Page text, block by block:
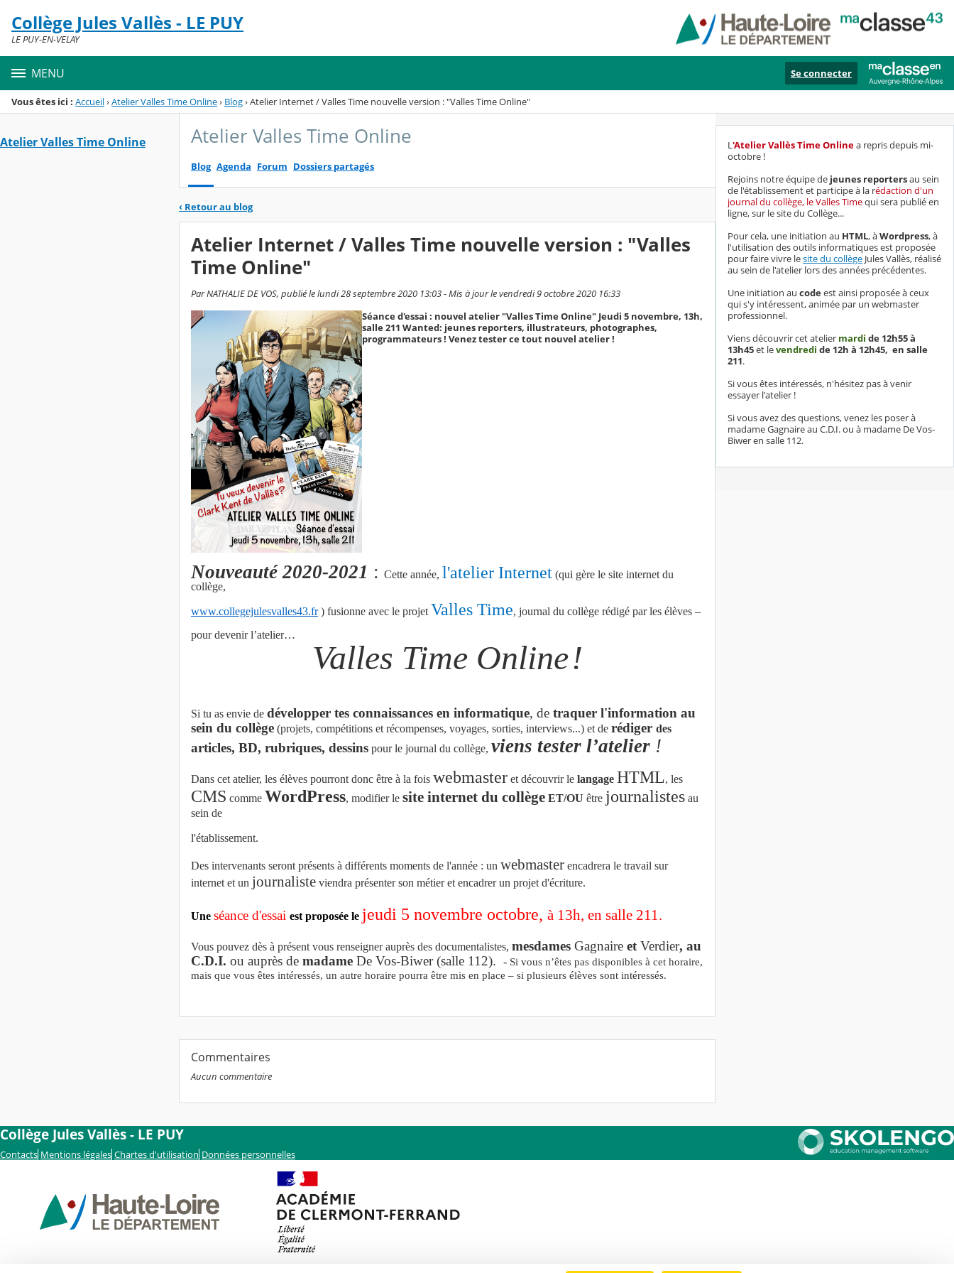
Menu de la rubrique
Contenu
Collège Jules Vallès - LE PUY
LE PUY-EN-VELAY
MENU Se connecter
Vous êtes ici : Accueil›Atelier Valles Time Online› Blog›Atelier Internet / Valles Time nouvelle version : "Valles Time Online"
Atelier Valles Time Online Atelier Valles Time Online
Blog Agenda Forum Dossiers partagés
‹ Retour au blog
Atelier Internet / Valles Time nouvelle version : "Valles
Time Online"
Par NATHALIE DE VOS, publié le lundi 28 septembre 2020 13:03 - Mis à jour le vendredi 9 octobre 2020 16:33
Séance d'essai : nouvel atelier "Valles Time Online" Jeudi 5 novembre, 13h,
salle 211 Wanted: jeunes reporters, illustrateurs, photographes,
programmateurs ! Venez tester ce tout nouvel atelier !
Nouveauté 2020-2021 : Cette année, l'atelier Internet (qui gère le site internet du
collège,
www.collegejulesvalles43.fr) fusionne avec le projet Valles Time, journal du collège rédigé par les élèves –
pour devenir l’atelier…
Valles Time Online!
Si tu as envie de développer tes connaissances en informatique, de traquer l'information au
sein du collège (projets, compétitions et récompenses, voyages, sorties, interviews...) et de rédiger des
articles, BD, rubriques, dessins pour le journal du collège, viens tester l’atelier !
Dans cet atelier, les élèves pourront donc être à la fois webmaster et découvrir le langage HTML, les
CMS comme WordPress, modifier le site internet du collège ET/OU être journalistes au
sein de
l'établissement.
Des intervenants seront présents à différents moments de l'année : un webmaster encadrera le travail sur
internet et un journaliste viendra présenter son métier et encadrer un projet d'écriture.
Une séance d'essai est proposée le jeudi 5 novembre octobre, à 13h, en salle 211.
Vous pouvez dès à présent vous renseigner auprès des documentalistes, mesdames Gagnaire et Verdier, au
C.D.I. ou auprès de madame De Vos-Biwer(salle 112). - Si vous n’êtes pas disponibles à cet horaire,
mais que vous êtes intéressés, un autre horaire pourra être mis en place – si plusieurs élèves sont intéressés.
Commentaires
Aucun commentaire
L'Atelier Vallès Time Onlinea repris depuis mi-
octobre !
Rejoins notre équipe de jeunes reportersau sein
de l'établissement et participe à la rédaction d'un
journal du collège, le Valles Timequi sera publié en
ligne, sur le site du Collège...
Pour cela, une initiation au HTML, àWordpress, à
l'utilisation des outils informatiques est proposée
pour faire vivre lesite du collège Jules Vallès, réalisé
au sein de l'atelier lors des années précédentes.
Une initiation au codeest ainsi proposée à ceux
qui s'y intéressent, animée par un webmaster
professionnel.
Viens découvrir cet atelier mardi de 12h55 à
13h45et levendredi de 12h à 12h45, en salle
211.
Si vous êtes intéressés, n'hésitez pas à venir
essayer l'atelier !
Si vous avez des questions, venez les poser à
madame Gagnaire au C.D.I. ou à madame De Vos-
Biwer en salle 112.
Collège Jules Vallès - LE PUY
Contacts Mentions légales Chartes d'utilisation Données personnelles